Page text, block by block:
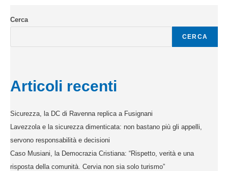
Cerca
CERCA
Articoli recenti
Sicurezza, la DC di Ravenna replica a Fusignani
Lavezzola e la sicurezza dimenticata: non bastano più gli appelli,
servono responsabilità e decisioni
Caso Musiani, la Democrazia Cristiana: “Rispetto, verità e una
risposta della comunità. Cervia non sia solo turismo”